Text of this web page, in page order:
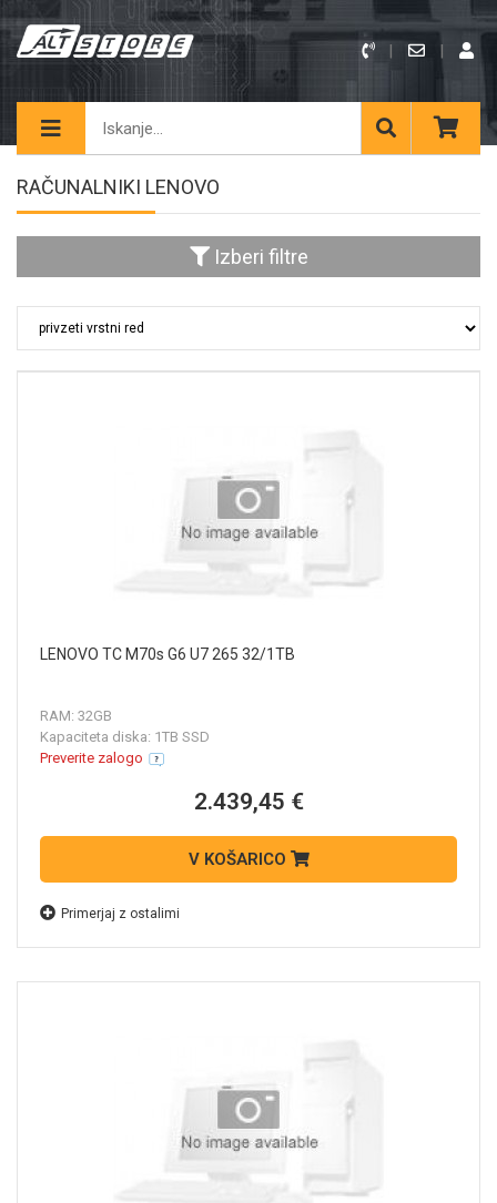
RAČUNALNIKI LENOVO
Izberi filtre
LENOVO TC M70s G6 U7 265 32/1TB
RAM: 32GB
Kapaciteta diska: 1TB SSD
Preverite zalogo
2.439,45 €
V KOŠARICO
Primerjaj z ostalimi